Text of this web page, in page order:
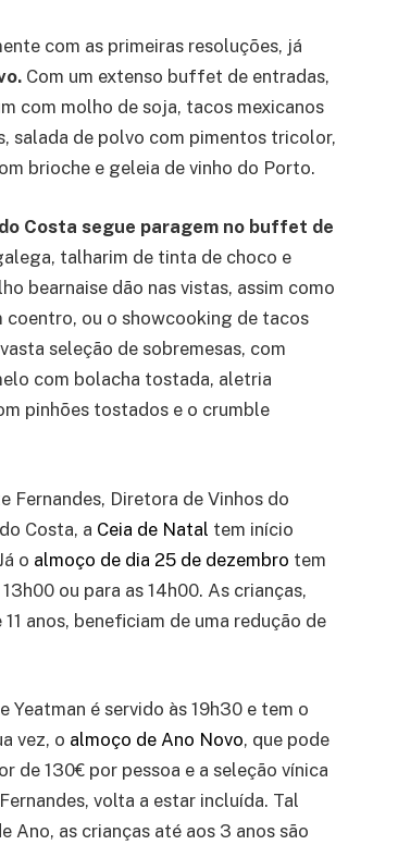
com as primeiras resoluções, já
Com um extenso buffet de entradas,
com molho de soja, tacos mexicanos
salada de polvo com pimentos tricolor,
brioche e geleia de vinho do Porto.
Costa segue paragem no buffet de
talharim de tinta de choco e
bearnaise dão nas vistas, assim como
ou o showcooking de tacos
seleção de sobremesas, com
com bolacha tostada, aletria
pinhões tostados e o crumble
Fernandes, Diretora de Vinhos do
Costa, a Ceia de Natal tem início
o almoço de dia 25 de dezembro tem
ou para as 14h00. As crianças,
anos, beneficiam de uma redução de
Yeatman é servido às 19h30 e tem o
vez, o almoço de Ano Novo, que pode
de 130€ por pessoa e a seleção vínica
volta a estar incluída. Tal
Ano, as crianças até aos 3 anos são